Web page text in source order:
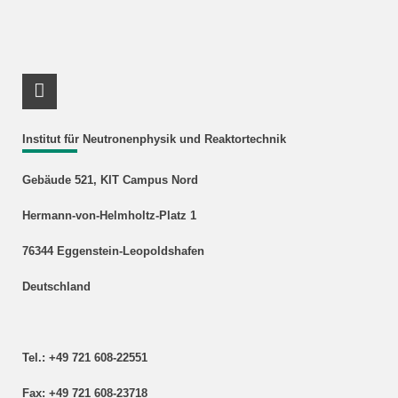
Institut für Neutronenphysik und Reaktortechnik
Gebäude 521, KIT Campus Nord
Hermann-von-Helmholtz-Platz 1
76344 Eggenstein-Leopoldshafen
Deutschland
Tel.: +49 721 608-22551
Fax: +49 721 608-23718
RSS-Feed